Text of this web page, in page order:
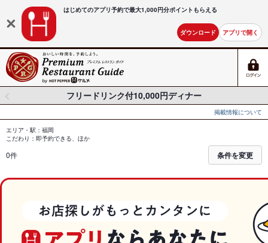
はじめてのアプリ予約で最大1,000円分ポイントもらえる
ダウンロード アプリで開く
フリードリンク付10,000円ディナー
掲載情報について
エリア・駅：福岡
こだわり：即予約できる、ほか
0件 条件を変更